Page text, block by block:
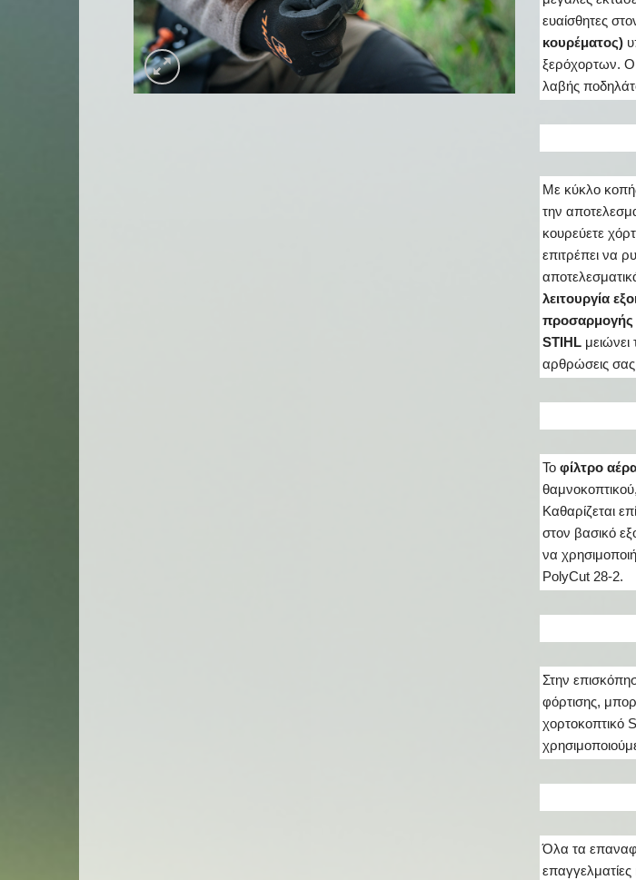
ευαίσθητες
κουρέματος)
ξερόχορτων. Ο
λαβής
Με κύκλο
την
κουρεύετε
επιτρέπει να
λειτουργία
προσαρμογής
STIHL
αρθρώσεις
Το φίλτρο
Καθαρίζεται
στον βασικό
να
PolyCut 28-2.
Στην
φόρτισης,
χορτοκοπτικό
Όλα τα
επαγγελματίες